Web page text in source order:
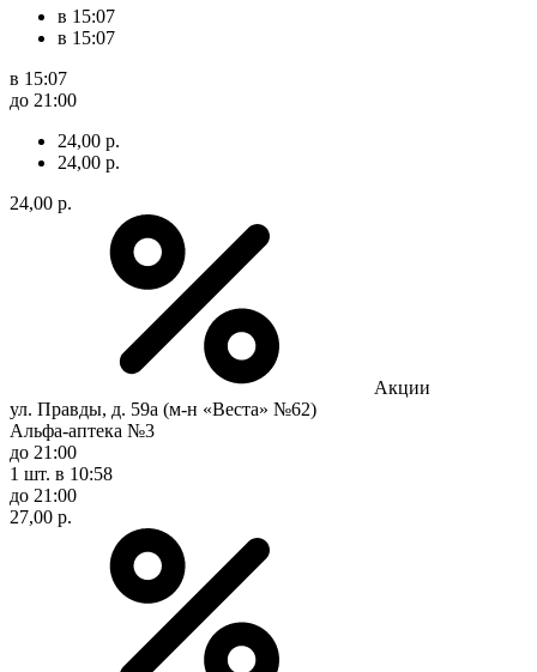
в 15:07
в 15:07
в 15:07
до 21:00
24,00 р.
24,00 р.
24,00 р.
Акции
ул. Правды, д. 59а (м-н «Веста» №62)
Альфа-аптека №3
до 21:00
1 шт. в 10:58
до 21:00
27,00 р.